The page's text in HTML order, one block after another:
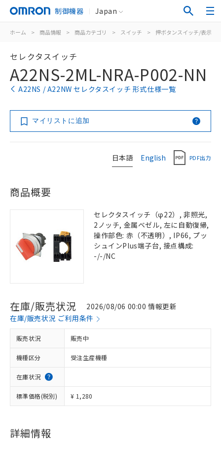
制御機器 Japan
ホーム > 商品情報 > 商品カテゴリ > スイッチ > 押ボタンスイッチ/表示灯
セレクタスイッチ
A22NS-2ML-NRA-P002-NN
A22NS / A22NW セレクタスイッチ 形式仕様一覧
マイリストに追加
日本語 English PDF出力
商品概要
セレクタスイッチ（φ22）, 非照光,
2ノッチ, 金属ベゼル, 左に自動復帰,
操作部色: 赤（不透明）, IP66, プッ
シュインPlus端子台, 接点構成:
-/-/NC
在庫/販売状況
2026/08/06 00:00 情報更新
在庫/販売状況 ご利用条件
販売状況 販売中
機種区分 受注生産機種
在庫状況
標準価格(税別) ¥ 1,280
詳細情報